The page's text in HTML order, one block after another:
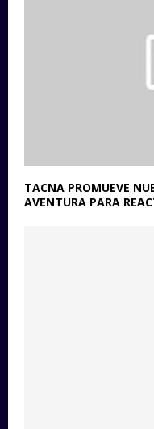
TACNA PROMUEVE
AVENTURA PARA